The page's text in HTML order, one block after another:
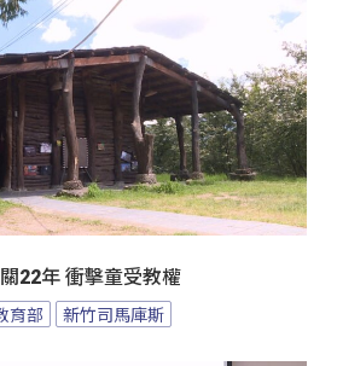
22年 衝擊童受教權
育部 新竹司馬庫斯